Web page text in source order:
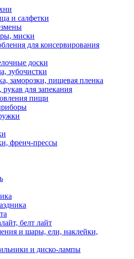
и салфетки
миски
для консервирования
доски
зубочистки
заморозки, пищевая пленка
для запекания
пищи
френч-прессы
белт лайт
и шары, ели, наклейки,
и диско-лампы